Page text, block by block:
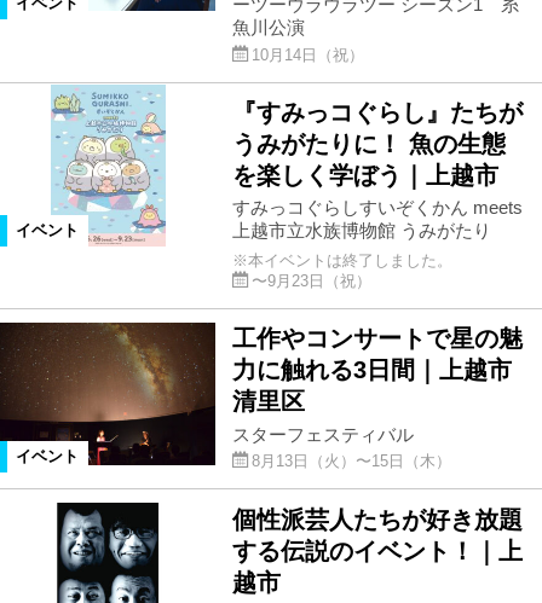
ーツーウラウラツー シーズン1 糸
魚川公演
10月14日（祝）
イベント
『すみっコぐらし』たちが
うみがたりに！ 魚の生態
を楽しく学ぼう｜上越市
すみっコぐらしすいぞくかん meets
上越市立水族博物館 うみがたり
※本イベントは終了しました。
〜9月23日（祝）
イベント
工作やコンサートで星の魅
力に触れる3日間｜上越市
清里区
スターフェスティバル
8月13日（火）〜15日（木）
個性派芸人たちが好き放題
する伝説のイベント！｜上
越市